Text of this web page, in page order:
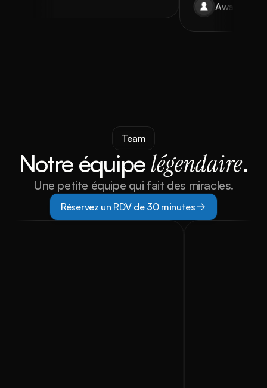
Awa Ndiaye
Team
Notre équipe légendaire.
Une petite équipe qui fait des miracles.
Réservez un RDV de 30 minutes